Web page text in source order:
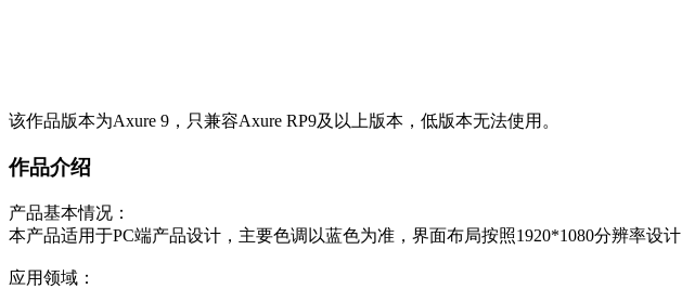
该作品版本为Axure 9，只兼容Axure RP9及以上版本，低版本无法使用。
作品介绍
产品基本情况：
本产品适用于PC端产品设计，主要色调以蓝色为准，界面布局按照1920*1080分辨率设计
应用领域：